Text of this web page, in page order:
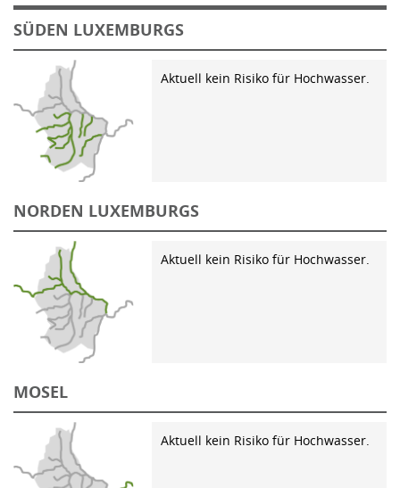
SÜDEN LUXEMBURGS
Aktuell kein Risiko für Hochwasser.
NORDEN LUXEMBURGS
Aktuell kein Risiko für Hochwasser.
MOSEL
Aktuell kein Risiko für Hochwasser.